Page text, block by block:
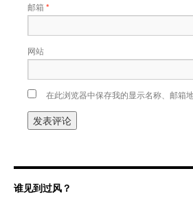
邮箱 *
网站
在此浏览器中保存我的显示名称、邮箱
谁见到过风？